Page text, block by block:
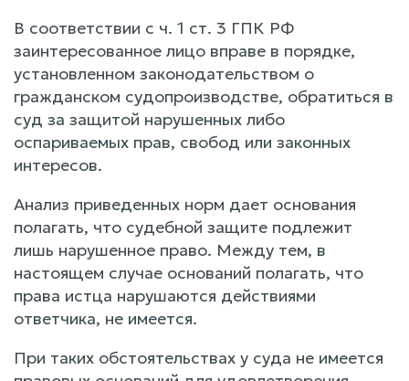
В соответствии с ч. 1 ст. 3 ГПК РФ
заинтересованное лицо вправе в порядке,
установленном законодательством о
гражданском судопроизводстве, обратиться в
суд за защитой нарушенных либо
оспариваемых прав, свобод или законных
интересов.
Анализ приведенных норм дает основания
полагать, что судебной защите подлежит
лишь нарушенное право. Между тем, в
настоящем случае оснований полагать, что
права истца нарушаются действиями
ответчика, не имеется.
При таких обстоятельствах у суда не имеется